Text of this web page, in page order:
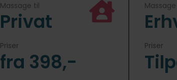
Massage til
Privat
Priser
fra 398,-
Priser